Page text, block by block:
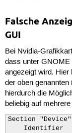
Falsche
GUI
Bei Nvidia-
dass unter GNOME
angezeigt wird. Hier
der oben genannten
hierdurch die
beliebig auf
Section "Device"
Identifier